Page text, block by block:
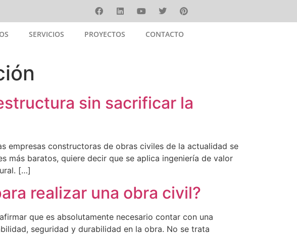
SERVICIOS PROYECTOS CONTACTO
SERVICIOS PROYECTOS CONTACTO
sin sacrificar la
empresas constructoras de obras civiles de la actualidad se
más baratos, quiere decir que se aplica ingeniería de valor
[…]
realizar una obra civil?
que es absolutamente necesario contar con una
seguridad y durabilidad en la obra. No se trata